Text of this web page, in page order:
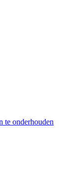
te onderhouden